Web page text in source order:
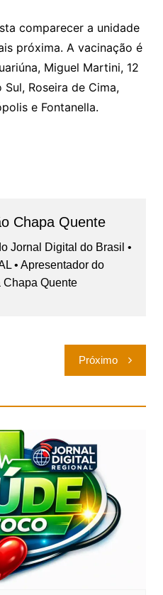
comparecer a unidade
próxima. A vacinação é
Miguel Martini, 12
Roseira de Cima,
e Fontanella.
Chapa Quente
Jornal Digital do Brasil •
• Apresentador do
Chapa Quente
Próximo